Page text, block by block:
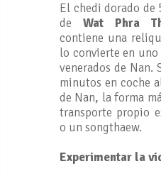
El chedi dorado de
de Wat Phra
contiene una
lo convierte en
venerados de Nan.
minutos en coche
de Nan, la forma
transporte propio
o un songthaew.
Experimentar la